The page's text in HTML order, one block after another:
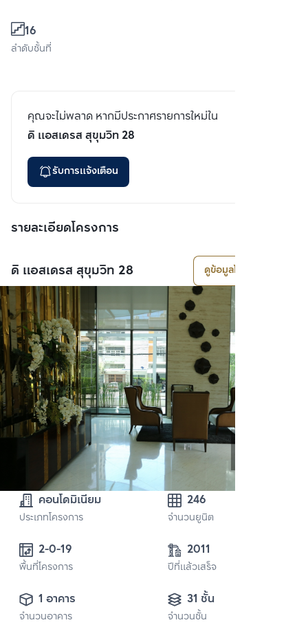
16
ลำดับชั้นที่
คุณจะไม่พลาด หากมีประกาศรายการใหม่ใน
ดิ แอสเดรส สุขุมวิท 28
รับการแจ้งเตือน
รายละเอียดโครงการ
ดิ แอสเดรส สุขุมวิท 28 ดูข้อมูลโครงการ
คอนโดมิเนียม
ประเภทโครงการ
246
จำนวนยูนิต
พื้นที่โครงการ
2011
ปีที่แล้วเสร็จ
1 อาคาร
จำนวนอาคาร
31 ชั้น
จำนวนชั้น